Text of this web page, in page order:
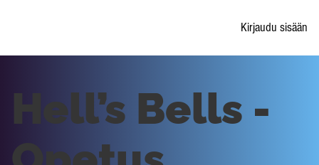
Kirjaudu sisään
Hell’s Bells -